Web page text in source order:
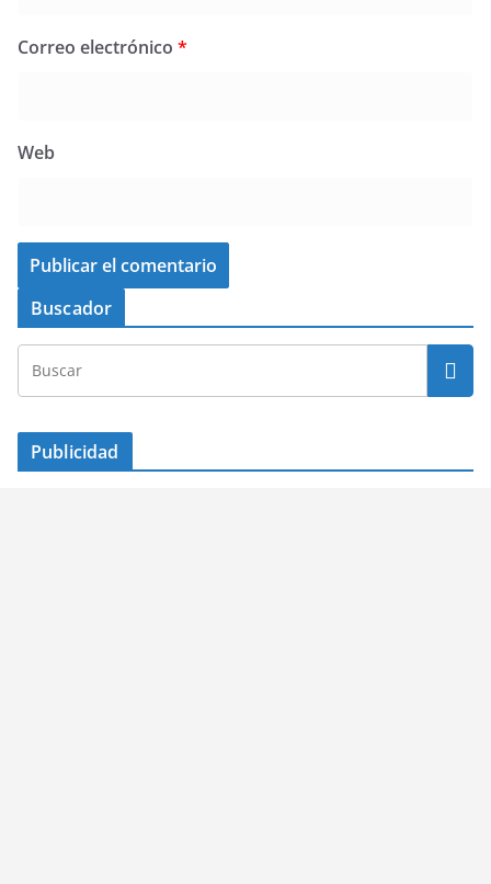
Correo electrónico *
Web
Buscador
Publicidad